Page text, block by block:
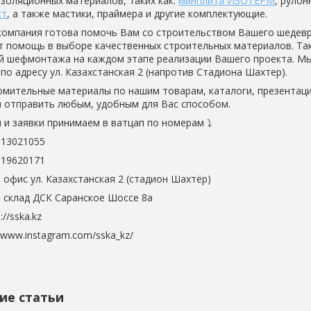
, а также мастики, праймера и другие комплектующие.
готова помочь Вам со строительством Вашего
помощь в выборе качественных строительных материалов.
шефмонтажа на каждом этапе реализации Вашего проекта.
адресу ул. Казахстанская 2 (напротив Стадиона Шахтер).
материалы по нашим товарам, каталоги,
любым, удобным для Вас способом.
и заявки принимаем в ватцап по номерам ⤵️ ⠀
⠀
ул. Казахстанская 2 (стадион Шахтёр)
ДСК Саранское Шоссе 8а
sska.kz
sska_kz/
статьи